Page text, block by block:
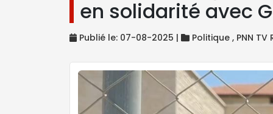
en solidarité avec
Publié le: 07-08-2025 | Politique , PNN TV